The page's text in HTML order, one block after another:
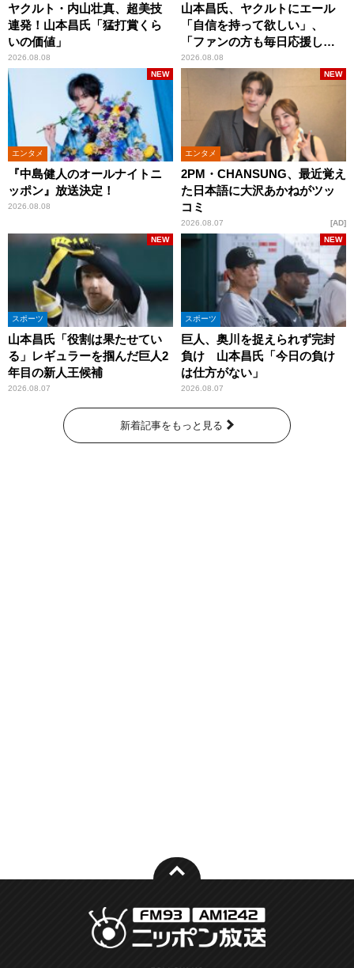
ヤクルト・内山壮真、超美技
連発！山本昌氏「猛打賞くら
いの価値」
2026.08.08
山本昌氏、ヤクルトにエール
「自信を持って欲しい」、
「ファンの方も毎日応援して
くれています」
2026.08.08
エンタメ
『中島健人のオールナイトニ
ッポン』放送決定！
2026.08.08
NEW
エンタメ
2PM・CHANSUNG、最近覚え
た日本語に大沢あかねがツッ
コミ
2026.08.07
NEW
AD
スポーツ
山本昌氏「役割は果たせてい
る」レギュラーを掴んだ巨人2
年目の新人王候補
2026.08.07
NEW
スポーツ
巨人、奥川を捉えられず完封
負け 山本昌氏「今日の負け
は仕方がない」
2026.08.07
NEW
新着記事をもっと見る